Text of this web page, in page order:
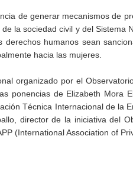
de generar mecanismos de
la sociedad civil y del
derechos humanos sean
hacia las mujeres.
organizado por el
ponencias de Elizabeth Mora
Técnica Internacional de la
director de la iniciativa del
(International Association of